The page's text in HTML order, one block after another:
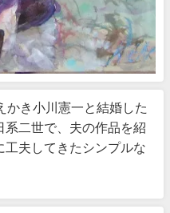
かき小川憲一と結婚した
系二世で、夫の作品を紹
夫してきたシンプルな